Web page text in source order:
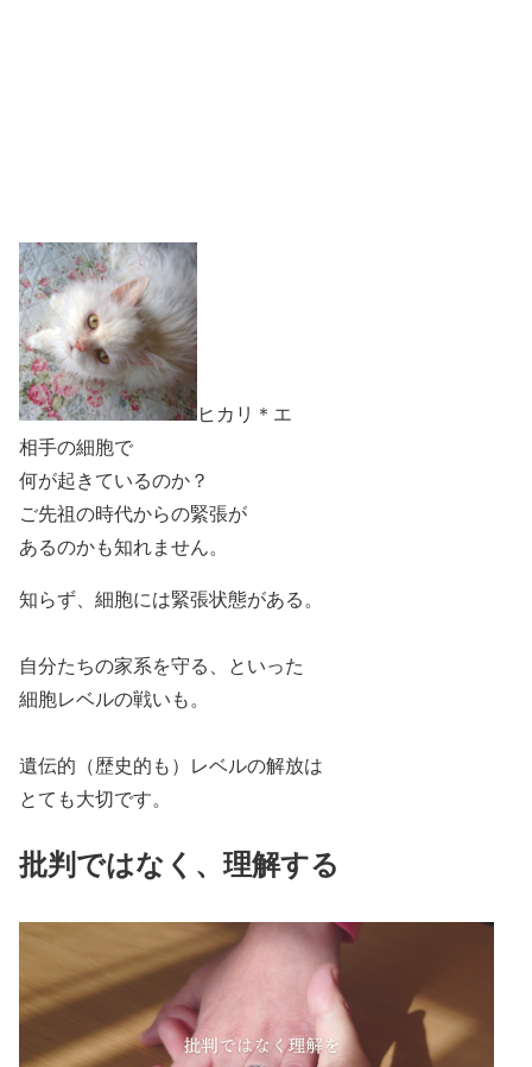
ヒカリ＊エ
相手の細胞で
何が起きているのか？
ご先祖の時代からの緊張が
あるのかも知れません。
知らず、細胞には緊張状態がある。
自分たちの家系を守る、といった
細胞レベルの戦いも。
遺伝的（歴史的も）レベルの解放は
とても大切です。
批判ではなく、理解する